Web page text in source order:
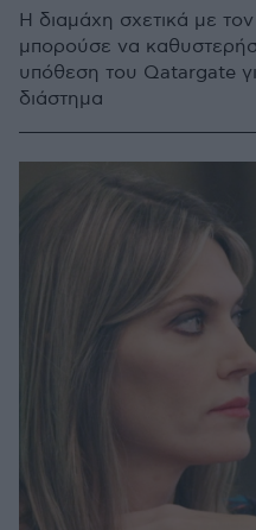
Η διαμάχη σχετικά με
μπορούσε να
υπόθεση του Qatargate
διάστημα